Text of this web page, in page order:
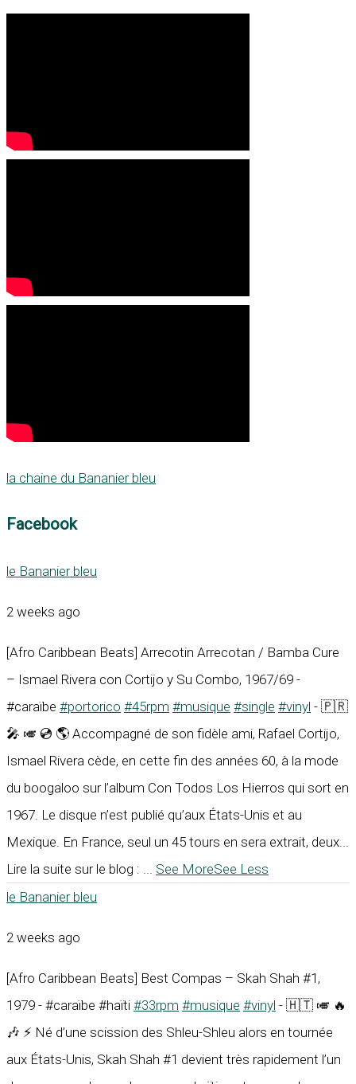
la chaine du Bananier bleu
Facebook
le Bananier bleu
2 weeks ago
[Afro Caribbean Beats] Arrecotin Arrecotan / Bamba Cure
– Ismael Rivera con Cortijo y Su Combo, 1967/69 -
#caraïbe #portorico #45rpm #musique #single #vinyl - 🇵🇷
🎤 🎺 💿 🌎 Accompagné de son fidèle ami, Rafael Cortijo,
Ismael Rivera cède, en cette fin des années 60, à la mode
du boogaloo sur l’album Con Todos Los Hierros qui sort en
1967. Le disque n’est publié qu’aux États-Unis et au
Mexique. En France, seul un 45 tours en sera extrait, deux...
Lire la suite sur le blog :
See MoreSee Less
le Bananier bleu
2 weeks ago
[Afro Caribbean Beats] Best Compas – Skah Shah #1,
1979 - #caraïbe #haïti #33rpm #musique #vinyl - 🇭🇹 🎺 🔥
🎶 ⚡ Né d’une scission des Shleu-Shleu alors en tournée
aux États-Unis, Skah Shah #1 devient très rapidement l’un